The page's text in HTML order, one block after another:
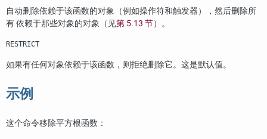
自动删除依赖于该函数的对象（例如操作符和触发器），然后删除所
有 依赖于那些对象的对象（见第 5.13 节）。
RESTRICT
如果有任何对象依赖于该函数，则拒绝删除它。这是默认值。
示例
这个命令移除平方根函数：